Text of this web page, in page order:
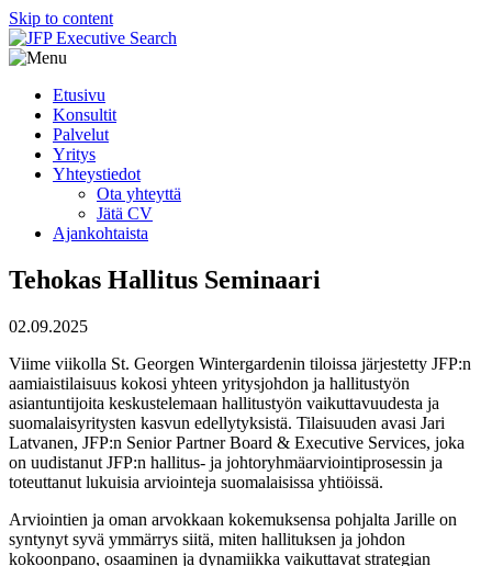
Skip to content
Etusivu
Konsultit
Palvelut
Yritys
Yhteystiedot
Ota yhteyttä
Jätä CV
Ajankohtaista
Tehokas Hallitus Seminaari
02.09.2025
Viime viikolla St. Georgen Wintergardenin tiloissa järjestetty JFP:n
aamiaistilaisuus kokosi yhteen yritysjohdon ja hallitustyön
asiantuntijoita keskustelemaan hallitustyön vaikuttavuudesta ja
suomalaisyritysten kasvun edellytyksistä. Tilaisuuden avasi Jari
Latvanen, JFP:n Senior Partner Board & Executive Services, joka
on uudistanut JFP:n hallitus- ja johtoryhmäarviointiprosessin ja
toteuttanut lukuisia arviointeja suomalaisissa yhtiöissä.
Arviointien ja oman arvokkaan kokemuksensa pohjalta Jarille on
syntynyt syvä ymmärrys siitä, miten hallituksen ja johdon
kokoonpano, osaaminen ja dynamiikka vaikuttavat strategian